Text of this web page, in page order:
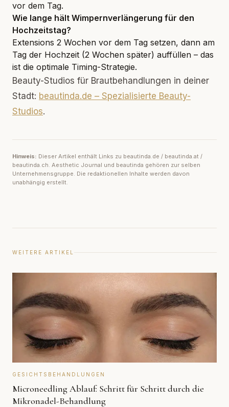
vor dem Tag.
Wie lange hält Wimpernverlängerung für den
Hochzeitstag?
Extensions 2 Wochen vor dem Tag setzen, dann am
Tag der Hochzeit (2 Wochen später) auffüllen – das
ist die optimale Timing-Strategie.
Beauty-Studios für Brautbehandlungen in deiner
Stadt: beautinda.de – Spezialisierte Beauty-
Studios.
Hinweis: Dieser Artikel enthält Links zu beautinda.de / beautinda.at /
beautinda.ch. Aesthetic Journal und beautinda gehören zur selben
Unternehmensgruppe. Die redaktionellen Inhalte werden davon
unabhängig erstellt.
WEITERE ARTIKEL
GESICHTSBEHANDLUNGEN
Microneedling Ablauf: Schritt für Schritt durch die
Mikronadel-Behandlung